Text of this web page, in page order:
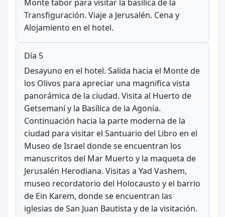
Monte tabor para visitar la basílica de la
Transfiguración. Viaje a Jerusalén. Cena y
Alojamiento en el hotel.
Día 5
Desayuno en el hotel. Salida hacia el Monte de
los Olivos para apreciar una magnifica vista
panorámica de la ciudad. Visita al Huerto de
Getsemaní y la Basílica de la Agonía.
Continuación hacia la parte moderna de la
ciudad para visitar el Santuario del Libro en el
Museo de Israel donde se encuentran los
manuscritos del Mar Muerto y la maqueta de
Jerusalén Herodiana. Visitas a Yad Vashem,
museo recordatorio del Holocausto y el barrio
de Ein Karem, donde se encuentran las
iglesias de San Juan Bautista y de la visitación.